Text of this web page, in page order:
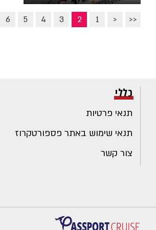
<<
<
1
2
3
4
5
6
כללי
תנאי פרטיות
תנאי שימוש באתר פספורטקרוז
צור קשר